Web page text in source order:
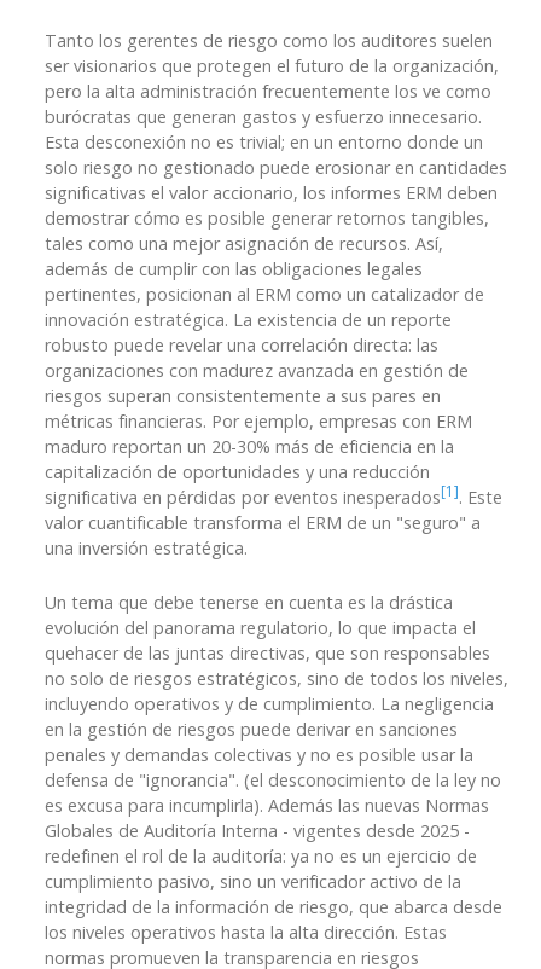
Tanto los gerentes de riesgo como los auditores suelen
ser visionarios que protegen el futuro de la organización,
pero la alta administración frecuentemente los ve como
burócratas que generan gastos y esfuerzo innecesario.
Esta desconexión no es trivial; en un entorno donde un
solo riesgo no gestionado puede erosionar en cantidades
significativas el valor accionario, los informes ERM deben
demostrar cómo es posible generar retornos tangibles,
tales como una mejor asignación de recursos. Así,
además de cumplir con las obligaciones legales
pertinentes, posicionan al ERM como un catalizador de
innovación estratégica. La existencia de un reporte
robusto puede revelar una correlación directa: las
organizaciones con madurez avanzada en gestión de
riesgos superan consistentemente a sus pares en
métricas financieras. Por ejemplo, empresas con ERM
maduro reportan un 20-30% más de eficiencia en la
capitalización de oportunidades y una reducción
significativa en pérdidas por eventos inesperados[1]. Este
valor cuantificable transforma el ERM de un "seguro" a
una inversión estratégica.
Un tema que debe tenerse en cuenta es la drástica
evolución del panorama regulatorio, lo que impacta el
quehacer de las juntas directivas, que son responsables
no solo de riesgos estratégicos, sino de todos los niveles,
incluyendo operativos y de cumplimiento. La negligencia
en la gestión de riesgos puede derivar en sanciones
penales y demandas colectivas y no es posible usar la
defensa de "ignorancia". (el desconocimiento de la ley no
es excusa para incumplirla). Además las nuevas Normas
Globales de Auditoría Interna - vigentes desde 2025 -
redefinen el rol de la auditoría: ya no es un ejercicio de
cumplimiento pasivo, sino un verificador activo de la
integridad de la información de riesgo, que abarca desde
los niveles operativos hasta la alta dirección. Estas
normas promueven la transparencia en riesgos